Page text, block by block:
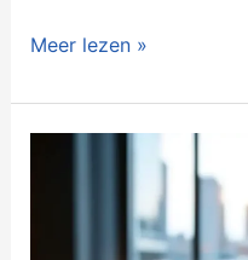
Meer lezen »